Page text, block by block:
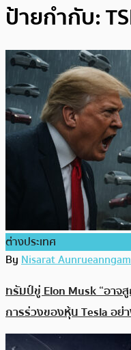
ป้ายกำกับ:
ต่างประเทศ
ByNisarat Aunrueanngam
ทรัมป์ขู่ Elon Musk “อาจ
การร่วงของหุ้น Tesla อย่